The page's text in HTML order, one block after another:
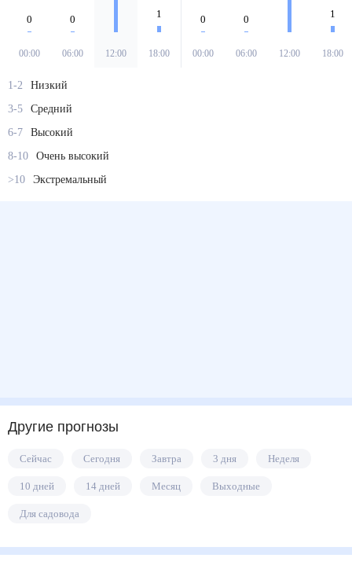
0
00:00
0
06:00 12:00
1
18:00
0
00:00
0
06:00 12:00
1
18:00
1-2
Низкий
3-5
Средний
6-7
Высокий
8-10
Очень высокий
>10
Экстремальный
Другие прогнозы
Сейчас Сегодня Завтра 3 дня Неделя
10 дней 14 дней Месяц Выходные
Для садовода